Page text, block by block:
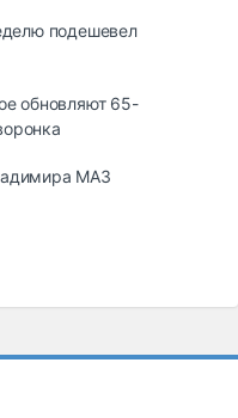
подешевел
обновляют 65-
МАЗ